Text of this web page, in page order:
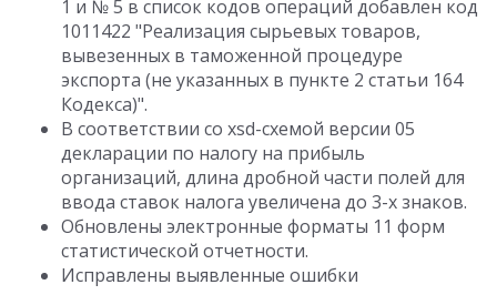
1 и № 5 в список кодов операций добавлен код
1011422 "Реализация сырьевых товаров,
вывезенных в таможенной процедуре
экспорта (не указанных в пункте 2 статьи 164
Кодекса)".
В соответствии со xsd-схемой версии 05
декларации по налогу на прибыль
организаций, длина дробной части полей для
ввода ставок налога увеличена до 3-х знаков.
Обновлены электронные форматы 11 форм
статистической отчетности.
Исправлены выявленные ошибки